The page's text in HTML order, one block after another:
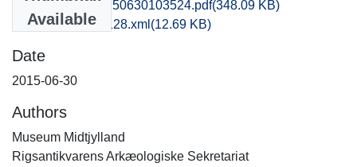
Available
hem1anpo_20150630103524.pdf(348.09 KB)
recordxml_item_128.xml (12.69 KB)
Date
2015-06-30
Authors
Museum Midtjylland
Rigsantikvarens Arkæologiske Sekretariat